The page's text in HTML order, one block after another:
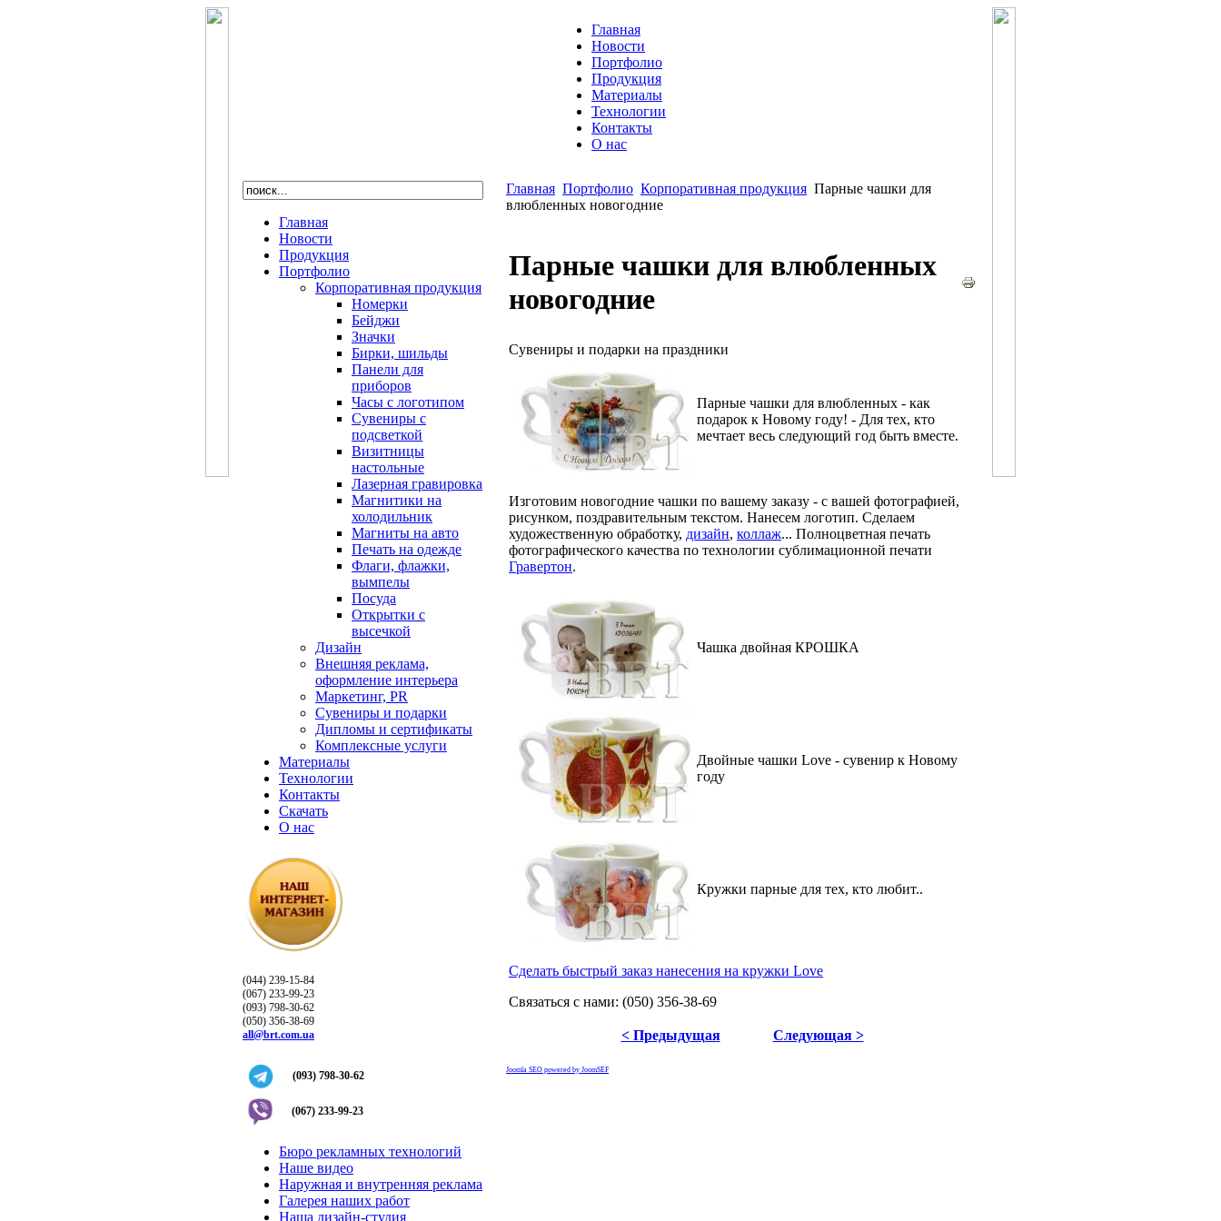
Главная
Новости
Портфолио
Продукция
Материалы
Технологии
Контакты
О нас
Главная
Новости
Продукция
Портфолио
Корпоративная продукция
Номерки
Бейджи
Значки
Бирки, шильды
Панели для
приборов
Часы с логотипом
Сувениры с
подсветкой
Визитницы
настольные
Лазерная гравировка
Магнитики на
холодильник
Магниты на авто
Печать на одежде
Флаги, флажки,
вымпелы
Посуда
Открытки с
высечкой
Дизайн
Внешняя реклама,
оформление интерьера
Маркетинг, PR
Сувениры и подарки
Дипломы и сертификаты
Комплексные услуги
Материалы
Технологии
Контакты
Скачать
О нас
(044) 239-15-84
(067) 233-99-23
(093) 798-30-62
(050) 356-38-69
all@brt.com.ua
(093) 798-30-62
(067) 233-99-23
Бюро рекламных технологий
Наше видео
Наружная и внутренняя реклама
Галерея наших работ
Наша дизайн-студия
Главная Портфолио Корпоративная продукция Парные чашки для
влюбленных новогодние
Парные чашки для влюбленных
новогодние
Сувениры и подарки на праздники
Парные чашки для влюбленных - как
подарок к Новому году! - Для тех, кто
мечтает весь следующий год быть вместе.
Изготовим новогодние чашки по вашему заказу - с вашей фотографией,
рисунком, поздравительным текстом. Нанесем логотип. Сделаем
художественную обработку, дизайн, коллаж... Полноцветная печать
фотографического качества по технологии сублимационной печати
Гравертон.
Чашка двойная КРОШКА
Двойные чашки Love - сувенир к Новому
году
Кружки парные для тех, кто любит..
Сделать быстрый заказ нанесения на кружки Love
Связаться с нами: (050) 356-38-69
< Предыдущая Следующая >
Joomla SEO powered by JoomSEF